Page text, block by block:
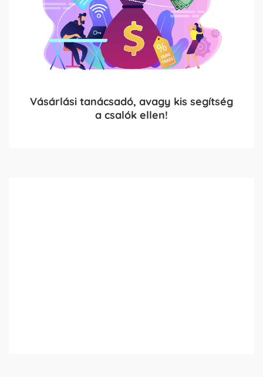
Vásárlási tanácsadó, avagy kis segítség
a csalók ellen!